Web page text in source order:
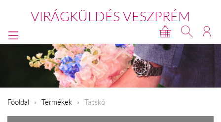
VIRÁGKÜLDÉS VESZPRÉM
Főoldal Termékek Tacskó